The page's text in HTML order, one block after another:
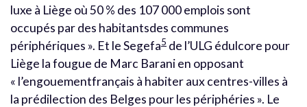
luxe à Liège où 50 % des 107 000 emplois sont
occupés par des habitantsdes communes
périphériques ». Et le Segefa5 de l’ULG édulcore pour
Liège la fougue de Marc Barani en opposant
« l’engouementfrançais à habiter aux centres-villes à
la prédilection des Belges pour les périphéries ». Le